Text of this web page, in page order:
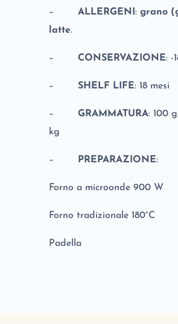
– ALLERGENI : grano
latte.
– CONSERVAZIONE: -
– SHELF LIFE: 18 mesi
– GRAMMATURA: 100
kg
– PREPARAZIONE:
Forno a microonde 900 W
Forno tradizionale 180°C
Padella